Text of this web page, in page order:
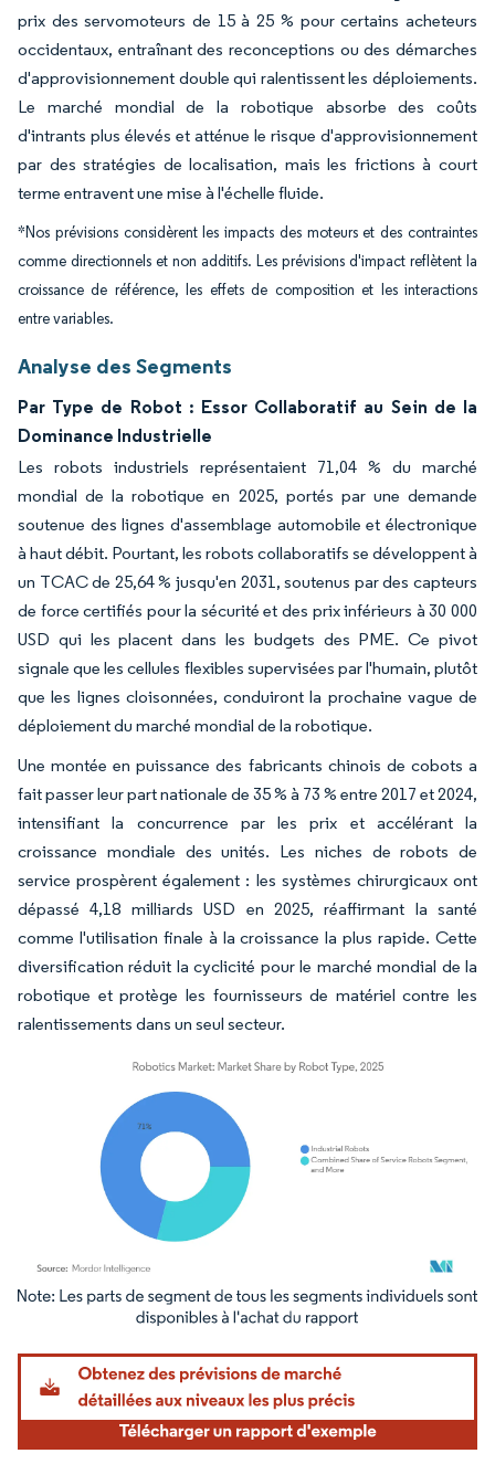
prix des servomoteurs de 15 à 25 % pour certains acheteurs
occidentaux, entraînant des reconceptions ou des démarches
d'approvisionnement double qui ralentissent les déploiements.
Le marché mondial de la robotique absorbe des coûts
d'intrants plus élevés et atténue le risque d'approvisionnement
par des stratégies de localisation, mais les frictions à court
terme entravent une mise à l'échelle fluide.
*Nos prévisions considèrent les impacts des moteurs et des contraintes
comme directionnels et non additifs. Les prévisions d'impact reflètent la
croissance de référence, les effets de composition et les interactions
entre variables.
Analyse des Segments
Par Type de Robot : Essor Collaboratif au Sein de la
Dominance Industrielle
Les robots industriels représentaient 71,04 % du marché
mondial de la robotique en 2025, portés par une demande
soutenue des lignes d'assemblage automobile et électronique
à haut débit. Pourtant, les robots collaboratifs se développent à
un TCAC de 25,64 % jusqu'en 2031, soutenus par des capteurs
de force certifiés pour la sécurité et des prix inférieurs à 30 000
USD qui les placent dans les budgets des PME. Ce pivot
signale que les cellules flexibles supervisées par l'humain, plutôt
que les lignes cloisonnées, conduiront la prochaine vague de
déploiement du marché mondial de la robotique.
Une montée en puissance des fabricants chinois de cobots a
fait passer leur part nationale de 35 % à 73 % entre 2017 et 2024,
intensifiant la concurrence par les prix et accélérant la
croissance mondiale des unités. Les niches de robots de
service prospèrent également : les systèmes chirurgicaux ont
dépassé 4,18 milliards USD en 2025, réaffirmant la santé
comme l'utilisation finale à la croissance la plus rapide. Cette
diversification réduit la cyclicité pour le marché mondial de la
robotique et protège les fournisseurs de matériel contre les
ralentissements dans un seul secteur.
Image © Mordor Intelligence. La réutilisation nécessite une attribution sous CC BY